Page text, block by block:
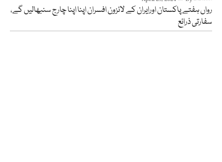
رواں ہفتے پاکستان اورایران کے لائزون افسران اپنا اپنا چارج سنبھالیں گے،
سفارتی ذرائع